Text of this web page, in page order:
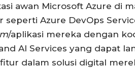
awan Microsoft Azure di
Azure DevOps
/aplikasi mereka dengan
AI Services yang dapat
dalam solusi digital